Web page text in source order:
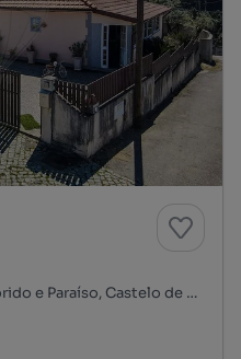
Avenida Alminhas, Raiva, Pedorido e Paraíso, Castelo de Paiva, Aveiro